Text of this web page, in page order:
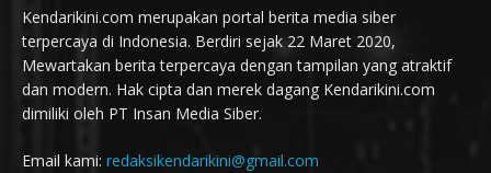
Kendarikini.com merupakan portal berita media siber
terpercaya di Indonesia. Berdiri sejak 22 Maret 2020,
Mewartakan berita terpercaya dengan tampilan yang atraktif
dan modern. Hak cipta dan merek dagang Kendarikini.com
dimiliki oleh PT Insan Media Siber.
Email kami: redaksikendarikini@gmail.com